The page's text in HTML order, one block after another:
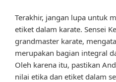
Terakhir, jangan lupa untuk
etiket dalam karate. Sensei
grandmaster karate,
merupakan bagian integral
Oleh karena itu, pastikan
nilai etika dan etiket dalam